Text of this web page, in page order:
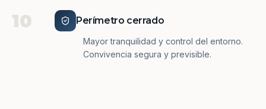
10 Perímetro cerrado
Mayor tranquilidad y control del entorno.
Convivencia segura y previsible.